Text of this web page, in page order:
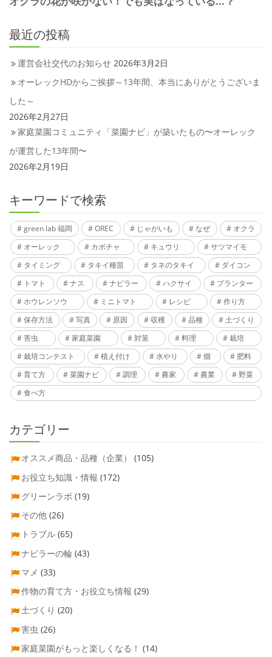
最近の投稿
運営会社交代のお知らせ 2026年3月2日
オーレックHDからご挨拶～13年間、本当にありがとうございま
した～
2026年2月27日
家庭菜園コミュニティ「菜園ナビ」が築いたもの〜オーレック
が運営した13年間〜
2026年2月19日
キーワードで検索
green lab 福岡 OREC じゃがいも なぜ
オクラ
オーレック
カボチャ キュウリ
サツマイモ
タイミング
タキイ種苗 タネのタキイ
ダイコン
トマト
ナス ナビラー ハクサイ
プランター
ホウレンソウ
ミニトマト レシピ
作り方
保存方法
写真 原因 収穫 品種
土づくり
害虫
家庭菜園 対策 料理
栽培
栽培コンテスト
植え付け 水やり 畑
肥料
育て方
菜園ナビ 調理 農家 農業
野菜
食べ方
カテゴリー
オススメ商品・品種（企業）
(105)
お役立ち知識・情報 (172)
グリーンラボ (19)
その他 (26)
トラブル (65)
ナビラーの輪 (43)
マメ (33)
作物の育て方・お役立ち情報 (29)
土づくり (20)
害虫 (26)
家庭菜園がもっと楽しくなる！ (14)